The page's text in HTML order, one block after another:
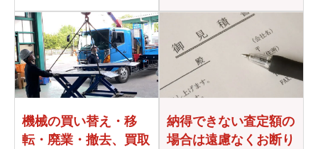
機械の買い替え・移
転・ 廃業・撤去、買取
納得できない査定額の
場合は遠慮なくお断り